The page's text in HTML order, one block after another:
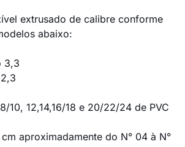
extrusado de calibre conforme
abaixo:
3,3
10, 12,14,16/18 e 20/22/24 de PVC
aproximadamente do N° 04 à N°